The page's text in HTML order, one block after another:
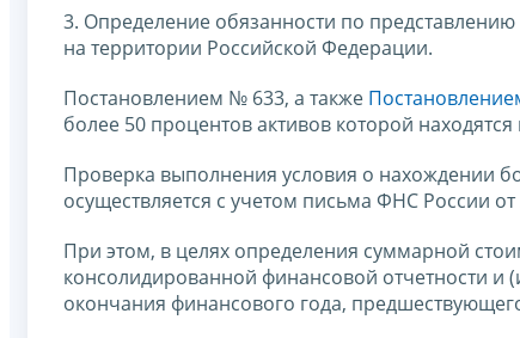
3. Определение обязанности по
на территории Российской Федерации.
Постановлением № 633, а также
более 50 процентов активов которой
Проверка выполнения условия о нахождении
осуществляется с учетом письма ФНС России
При этом, в целях определения суммарной
консолидированной финансовой отчетности и
окончания финансового года,